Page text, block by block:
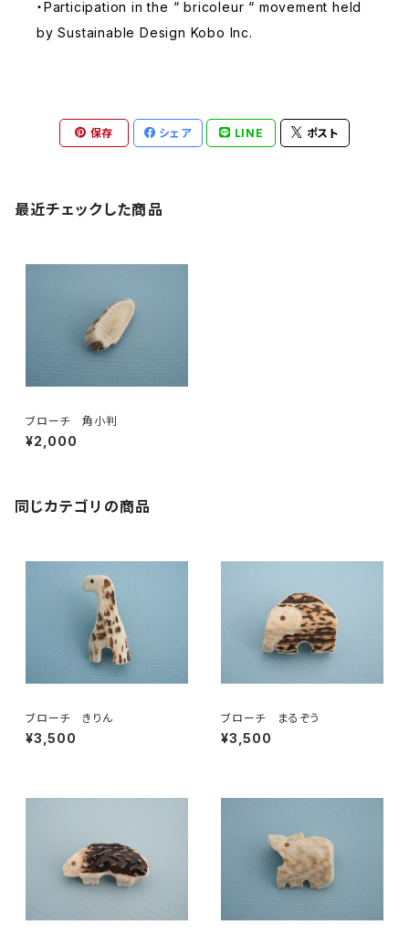
・Participation in the “ bricoleur “ movement held
by Sustainable Design Kobo Inc.
保存 シェア LINE ポスト
最近チェックした商品
ブローチ 角小判
¥2,000
同じカテゴリの商品
ブローチ きりん
¥3,500
ブローチ まるぞう
¥3,500